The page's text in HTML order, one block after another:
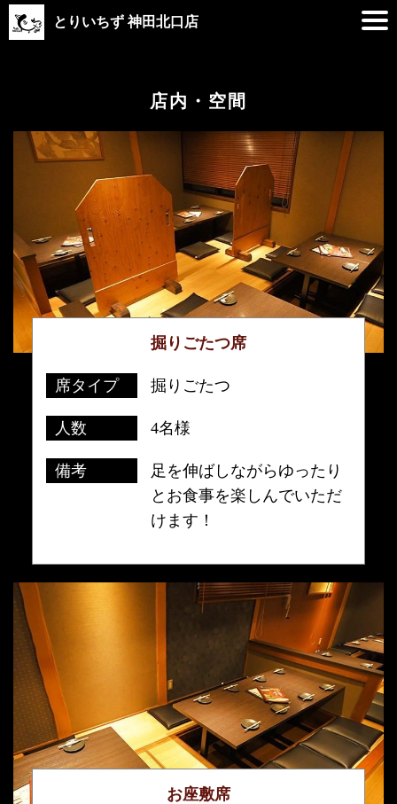
とりいちず 神田北口店
店内・空間
掘りごたつ席
席タイプ 掘りごたつ
人数 4名様
備考
足を伸ばしながらゆったり
とお食事を楽しんでいただ
けます！
お座敷席